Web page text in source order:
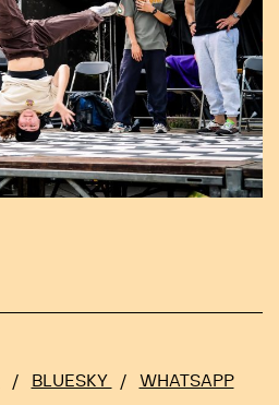
/ BLUESKY / WHATSAPP